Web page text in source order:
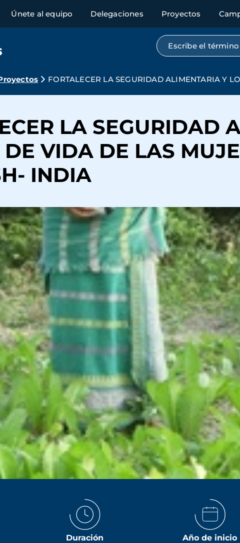
Únete al equipo Delegaciones Proyectos
Búsqueda por
FORTALECER LA SEGURIDAD ALIMENTARIA Y
LA SEGURIDAD
VIDA DE LAS
INDIA
Duración Año de inicio